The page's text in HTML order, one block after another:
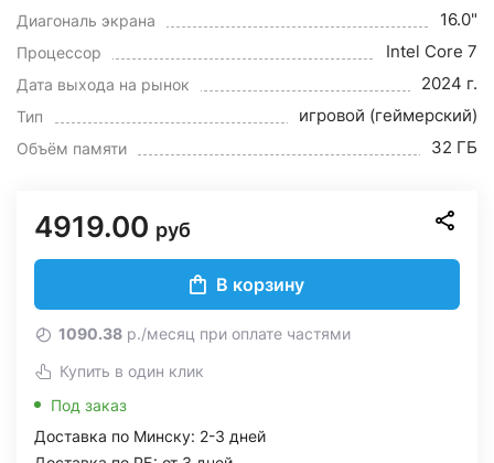
Диагональ экрана 16.0"
Процессор Intel Core 7
Дата выхода на рынок 2024 г.
Тип игровой (геймерский)
Объём памяти 32 ГБ
4919.00 руб
В корзину
1090.38 р./месяц при оплате частями
Купить в один клик
Под заказ
Доставка по Минску: 2-3 дней